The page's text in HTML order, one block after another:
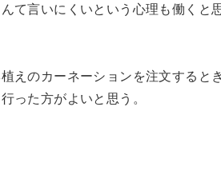
て言いにくいという心理も働くと
えのカーネーションを注文すると
った方がよいと思う。